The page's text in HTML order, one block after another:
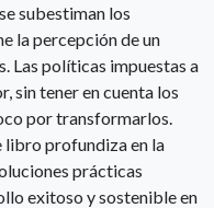
subestiman los
la percepción de un
Las políticas impuestas a
sin tener en cuenta los
por transformarlos.
libro profundiza en la
prácticas
exitoso y sostenible en